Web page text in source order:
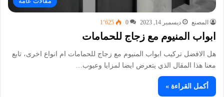
المصنع ديسمبر 14, 2023 0 1٬625
ابواب المنيوم مع زجاج للحمامات
هل الافضل تركيب ابواب المنيوم مع زجاج للحمامات ام انواع اخرى، تابع
معنا هذا المقال الذي يتعرض ايضا لمزايا وعيوب…
أكمل القراءة »